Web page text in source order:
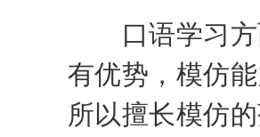
口语学习方
有优势，模仿
所以擅长模仿